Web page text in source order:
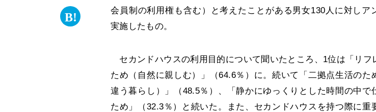
会員制の利用権も含む）と考えたことがある男女130人に対しア
実施したもの。
セカンドハウスの利用目的について聞いたところ、1位は「リフ
ため（自然に親しむ）」（64.6％）に。続いて「二拠点生活のた
違う暮らし）」（48.5％）、「静かにゆっくりとした時間の中で
ため」（32.3％）と続いた。また、セカンドハウスを持つ際に重